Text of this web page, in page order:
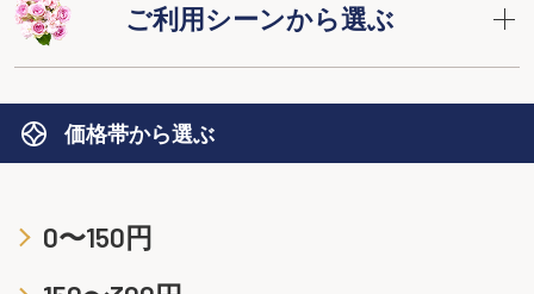
ご利用シーンから選ぶ
価格帯から選ぶ
0〜150円